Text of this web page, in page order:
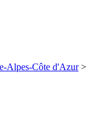
Alpes-Côte d'Azur>